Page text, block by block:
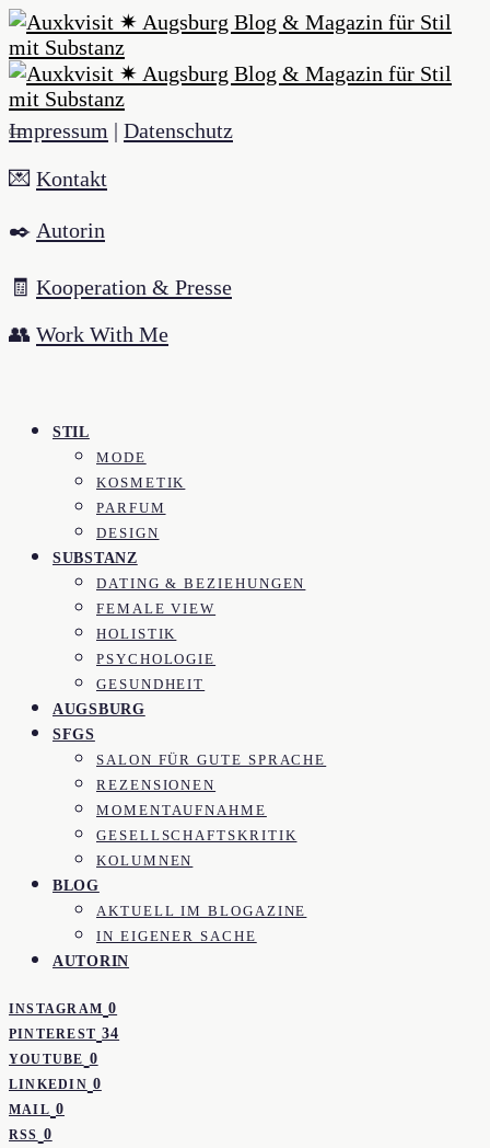
Impressum | Datenschutz
💌 Kontakt
✒️ Autorin
🧾 Kooperation & Presse
👥 Work With Me
STIL
MODE
KOSMETIK
PARFUM
DESIGN
SUBSTANZ
DATING & BEZIEHUNGEN
FEMALE VIEW
HOLISTIK
PSYCHOLOGIE
GESUNDHEIT
AUGSBURG
SFGS
SALON FÜR GUTE SPRACHE
REZENSIONEN
MOMENTAUFNAHME
GESELLSCHAFTSKRITIK
KOLUMNEN
BLOG
AKTUELL IM BLOGAZINE
IN EIGENER SACHE
AUTORIN
INSTAGRAM 0
PINTEREST 34
YOUTUBE 0
LINKEDIN 0
MAIL 0
RSS 0